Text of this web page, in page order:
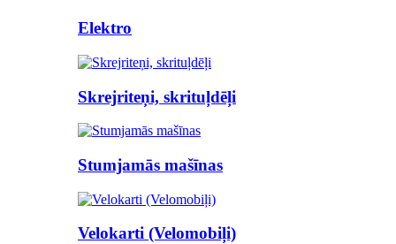
Elektro
Skrejriteņi, skrituļdēļi
Stumjamās mašīnas
Velokarti (Velomobiļi)